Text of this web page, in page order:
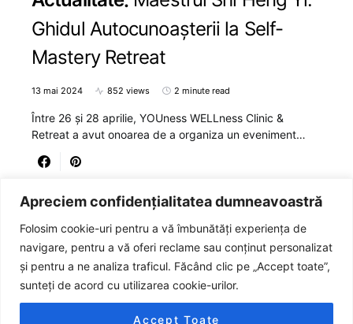
Apreciem confidențialitatea dumneavoastră
Folosim cookie-uri pentru a vă îmbunătăți experiența de
navigare, pentru a vă oferi reclame sau conținut personalizat
și pentru a ne analiza traficul. Făcând clic pe „Accept toate”,
sunteți de acord cu utilizarea cookie-urilor.
Accept Toate
Ghidul Autocunoașterii la Self-
Mastery Retreat
13 mai 2024 852 views 2 minute read
Între 26 și 28 aprilie, YOUness WELLness Clinic &
Retreat a avut onoarea de a organiza un eveniment…
JURNALUL